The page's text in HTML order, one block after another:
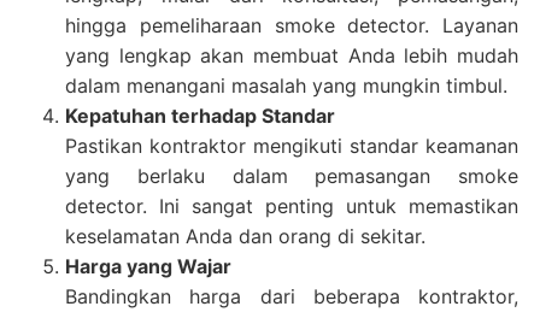
hingga pemeliharaan smoke detector. Layanan
yang lengkap akan membuat Anda lebih mudah
dalam menangani masalah yang mungkin timbul.
Kepatuhan terhadap Standar
Pastikan kontraktor mengikuti standar keamanan
yang berlaku dalam pemasangan smoke
detector. Ini sangat penting untuk memastikan
keselamatan Anda dan orang di sekitar.
Harga yang Wajar
Bandingkan harga dari beberapa kontraktor,